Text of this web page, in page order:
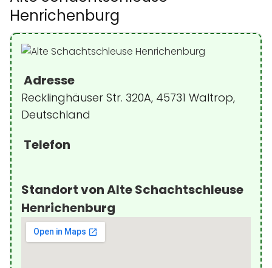
Henrichenburg
Adresse
Recklinghäuser Str. 320A, 45731 Waltrop,
Deutschland
Telefon
Standort von Alte Schachtschleuse
Henrichenburg